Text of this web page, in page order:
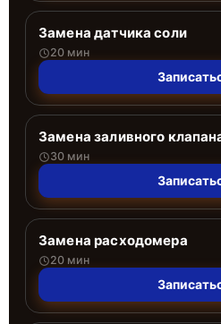
Замена датчика соли
20 мин
Замена заливного
30 мин
Замена расходомера
20 мин